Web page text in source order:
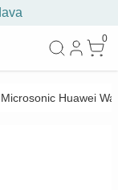
0
Microsonic Huawei